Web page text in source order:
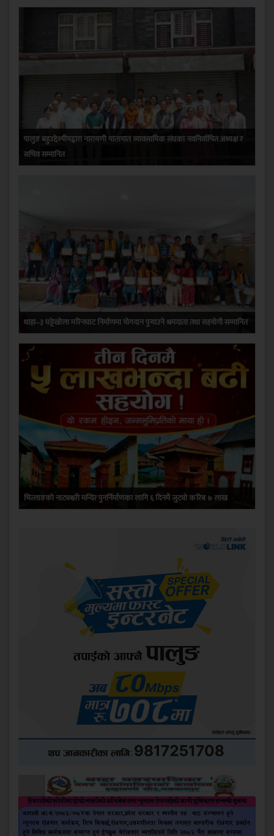
पालुङ बहुउद्देश्यीयद्वारा नारायणी यातायात व्यावसायिक संघका नवनिर्वाचित अध्यक्ष र
सचिव सम्मानित
थाहा–३ घट्टेखोला मरिनघाट निर्माणमा योगदान पुर्‍याउने श्रमदाता तथा सहयोगी सम्मानित
चित्लाङको नाट्यश्वरी मन्दिर पुनर्निर्माणका लागि ६ दिनमै जुट्यो करिब ७ लाख